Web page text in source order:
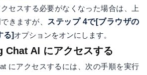
セスする必要がなくなった場合は、上
きますが、
ステップ 4で[ブラウザの
る]オプションをオンにします。
AI にアクセスする
にアクセスするには、次の手順を実行